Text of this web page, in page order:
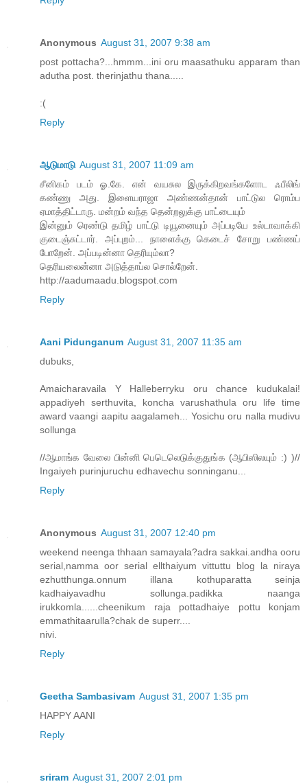
Anonymous August 31, 2007 9:38 am
post pottacha?...hmmm...ini oru maasathuku apparam than
adutha post. therinjathu thana.....
:(
Reply
ஆடுமாடு August 31, 2007 11:09 am
சீனிகம் படம் ஓ.கே. என் வயசுல இருக்கிறவங்களோட ஃபீலிங்
கண்ணு அது. இளையராஜா அண்ணன்தான் பாட்டுல ரொம்ப
ஏமாத்திட்டாரு. மன்றம் வந்த தென்றலுக்கு பாட்டையும்
இன்னும் ரெண்டு தமிழ் பாட்டு டியூனையும் அப்படியே உல்டாவாக்கி
குடைஞ்சுட்டார். அப்புறம்... நாளைக்கு கெடைச் சோறு பண்ணப்
போறேன். அப்படின்னா தெரியும்லா?
தெரியலைன்னா அடுத்தாப்ல சொல்றேன்.
http://aadumaadu.blogspot.com
Reply
Aani Pidunganum August 31, 2007 11:35 am
dubuks,
Amaicharavaila Y Halleberryku oru chance kudukalai!
appadiyeh serthuvita, koncha varushathula oru life time
award vaangi aapitu aagalameh... Yosichu oru nalla mudivu
sollunga
//ஆமாங்க வேலை பின்னி பெடெலெடுக்குதுங்க (ஆபிஸிலயும் :) )//
Ingaiyeh purinjuruchu edhavechu sonninganu...
Reply
Anonymous August 31, 2007 12:40 pm
weekend neenga thhaan samayala?adra sakkai.andha ooru
serial,namma oor serial ellthaiyum vittuttu blog la niraya
ezhutthunga.onnum illana kothuparatta seinja
kadhaiyavadhu sollunga.padikka naanga
irukkomla......cheenikum raja pottadhaiye pottu konjam
emmathitaarulla?chak de superr....
nivi.
Reply
Geetha Sambasivam August 31, 2007 1:35 pm
HAPPY AANI
Reply
sriram August 31, 2007 2:01 pm